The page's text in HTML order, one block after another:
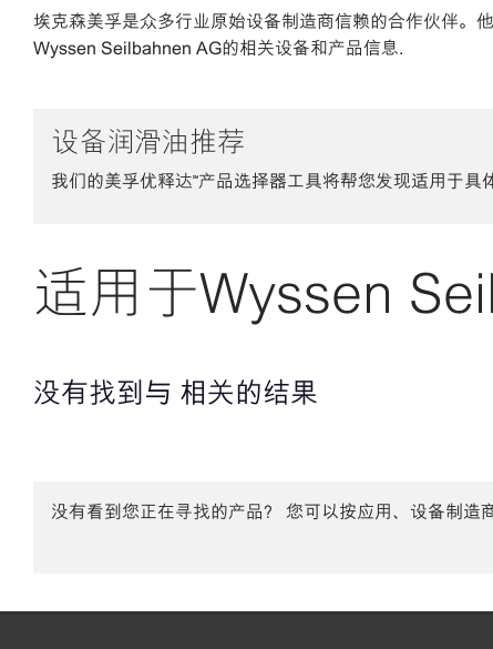
埃克森美孚是众多行业原始设备制造商信赖的合作伙伴。
Wyssen Seilbahnen AG的相关设备和产品信息.
设备润滑油推荐
我们的美孚优释达℠产品选择器工具将帮您发现适用于具
适用于Wyssen
没有找到与 相关的结果
没有看到您正在寻找的产品？ 您可以按应用、设备制造